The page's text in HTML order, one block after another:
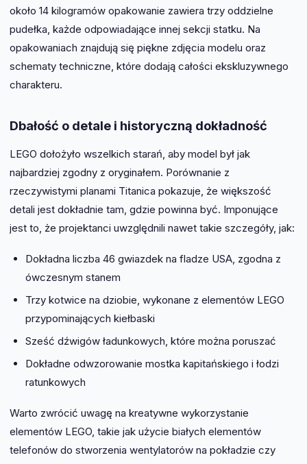
około 14 kilogramów opakowanie zawiera trzy oddzielne
pudełka, każde odpowiadające innej sekcji statku. Na
opakowaniach znajdują się piękne zdjęcia modelu oraz
schematy techniczne, które dodają całości ekskluzywnego
charakteru.
Dbałość o detale i historyczną dokładność
LEGO dołożyło wszelkich starań, aby model był jak
najbardziej zgodny z oryginałem. Porównanie z
rzeczywistymi planami Titanica pokazuje, że większość
detali jest dokładnie tam, gdzie powinna być. Imponujące
jest to, że projektanci uwzględnili nawet takie szczegóły, jak:
Dokładna liczba 46 gwiazdek na fladze USA, zgodna z
ówczesnym stanem
Trzy kotwice na dziobie, wykonane z elementów LEGO
przypominających kiełbaski
Sześć dźwigów ładunkowych, które można poruszać
Dokładne odwzorowanie mostka kapitańskiego i łodzi
ratunkowych
Warto zwrócić uwagę na kreatywne wykorzystanie
elementów LEGO, takie jak użycie białych elementów
telefonów do stworzenia wentylatorów na pokładzie czy